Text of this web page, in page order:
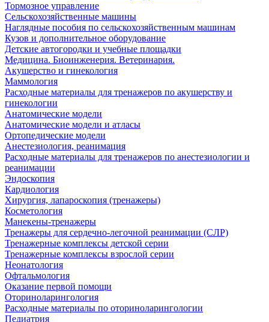
Тормозное управление
Сельскохозяйственные машины
Наглядные пособия по сельскохозяйственным машинам
Кузов и дополнительное оборудование
Детские автогородки и учебные площадки
Медицина. Биоинженерия. Ветеринария.
Акушерство и гинекология
Маммология
Расходные материалы для тренажеров по акушерству и
гинекологии
Анатомические модели
Анатомические модели и атласы
Ортопедические модели
Анестезиология, реанимация
Расходные материалы для тренажеров по анестезиологии и
реанимации
Эндоскопия
Кардиология
Хирургия, лапароскопия (тренажеры)
Косметология
Манекены-тренажеры
Тренажеры для сердечно-легочной реанимации (СЛР)
Тренажерные комплексы детской серии
Тренажерные комплексы взрослой серии
Неонатология
Офтальмология
Оказание первой помощи
Оториноларингология
Расходные материалы по оториноларингологии
Педиатрия